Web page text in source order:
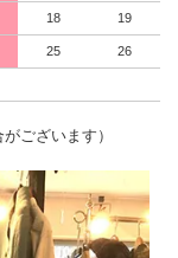
18 19
25 26
ございます）